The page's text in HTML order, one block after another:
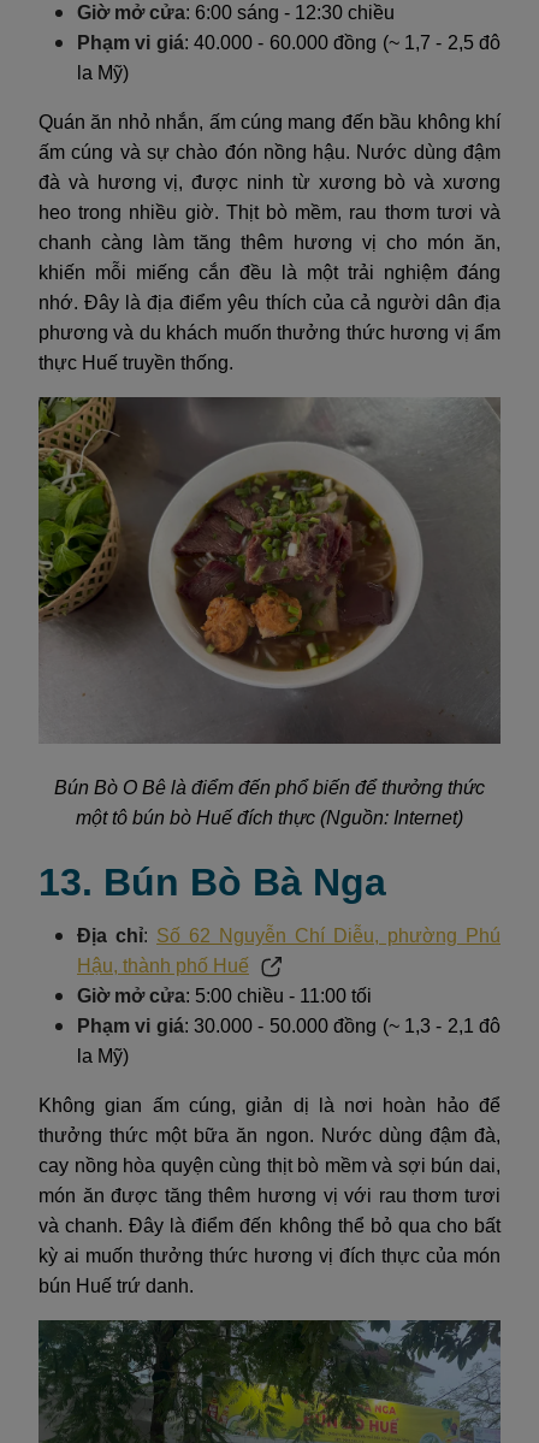
Giờ mở cửa: 6:00 sáng - 12:30 chiều
Phạm vi giá: 40.000 - 60.000 đồng (~ 1,7 - 2,5 đô
la Mỹ)
Quán ăn nhỏ nhắn, ấm cúng mang đến bầu không khí
ấm cúng và sự chào đón nồng hậu. Nước dùng đậm
đà và hương vị, được ninh từ xương bò và xương
heo trong nhiều giờ. Thịt bò mềm, rau thơm tươi và
chanh càng làm tăng thêm hương vị cho món ăn,
khiến mỗi miếng cắn đều là một trải nghiệm đáng
nhớ. Đây là địa điểm yêu thích của cả người dân địa
phương và du khách muốn thưởng thức hương vị ẩm
thực Huế truyền thống.
Bún Bò O Bê là điểm đến phổ biến để thưởng thức
một tô bún bò Huế đích thực (Nguồn: Internet)
13. Bún Bò Bà Nga
Địa chỉ: Số 62 Nguyễn Chí Diễu, phường Phú
Hậu, thành phố Huế
Giờ mở cửa: 5:00 chiều - 11:00 tối
Phạm vi giá: 30.000 - 50.000 đồng (~ 1,3 - 2,1 đô
la Mỹ)
Không gian ấm cúng, giản dị là nơi hoàn hảo để
thưởng thức một bữa ăn ngon. Nước dùng đậm đà,
cay nồng hòa quyện cùng thịt bò mềm và sợi bún dai,
món ăn được tăng thêm hương vị với rau thơm tươi
và chanh. Đây là điểm đến không thể bỏ qua cho bất
kỳ ai muốn thưởng thức hương vị đích thực của món
bún Huế trứ danh.